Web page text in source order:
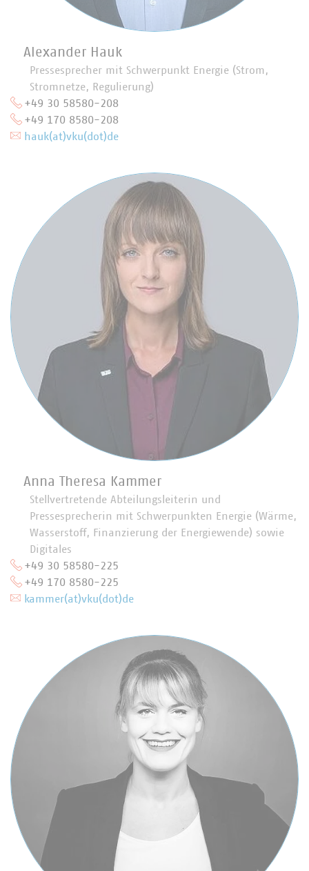
Alexander Hauk
Pressesprecher mit Schwerpunkt Energie (Strom,
Stromnetze, Regulierung)
+49 30 58580-208
+49 170 8580-208
hauk(at)vku(dot)de
Anna Theresa Kammer
Stellvertretende Abteilungsleiterin und
Pressesprecherin mit Schwerpunkten Energie (Wärme,
Wasserstoff, Finanzierung der Energiewende) sowie
Digitales
+49 30 58580-225
+49 170 8580-225
kammer(at)vku(dot)de